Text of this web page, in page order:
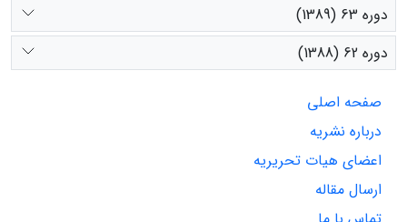
دوره 63 (1389)
دوره 62 (1388)
صفحه اصلی
درباره نشریه
اعضای هیات تحریریه
ارسال مقاله